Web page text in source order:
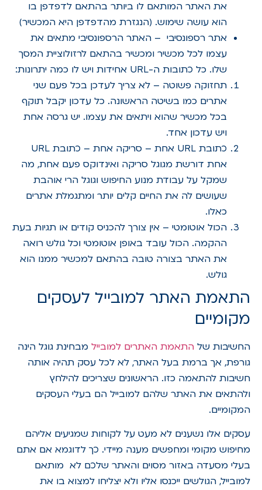
את האתר המותאם לו ביותר בהתאם לדפדפן בו
הוא עושה שימוש. (הנגזרת מהדפדפן היא המכשיר)
אתר רספונסיבי – האתר הרספונסיבי מתאים את
עצמו לכל מכשיר ומכשיר בהתאם לרזולוציית המסך
שלו. כל כתובות ה-URL אחידות ויש לו כמה יתרונות:
תחזוקה פשוטה – לא צריך לעדכן בכל פעם שני
אתרים כמו בשיטה הראשונה. כל עדכון יקבל תוקף
בכל מכשיר שהוא ויתאים את עצמו. יש גרסה אחת
ויש עדכון אחד.
כתובת URL אחת – סריקה אחת – כתובת URL
אחת דורשת מגוגל סריקה ואינדוקס פעם אחת, מה
שמקל על עבודת מנוע החיפוש וגוגל הרי אוהבת
שעושים לה את החיים קלים יותר ומתגמלת אתרים
כאלו.
הכול אוטומטי – אין צורך להכניס קודים או תגיות בעת
ההקמה. הכול עובד באופן אוטומטי וכל גולש רואה
את האתר בצורה טובה בהתאם למכשיר ממנו הוא
גולש.
התאמת האתר למובייל לעסקים
מקומיים
החשיבות של התאמת האתרים למובייל מבחינת גוגל הינה
גורפת, אך ברמת בעל האתר, לא לכל עסק תהיה אותה
חשיבות להתאמה כזו. הראשונים שצריכים להילחץ
ולהתאים את האתר שלהם למובייל הם בעלי העסקים
המקומיים.
עסקים אלו נשענים לא מעט על לקוחות שמגיעים אליהם
מחיפוש מקומי ומחפשים מענה מיידי. כך לדוגמא אם אתם
בעלי מסעדה באזור מסוים והאתר שלכם לא מותאם
למובייל, הגולשים ייכנסו אליו ולא יצליחו למצוא בו את